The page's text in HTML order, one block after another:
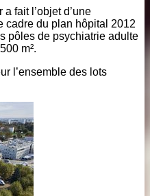
fait l’objet d’une
cadre du plan hôpital 2012
pôles de psychiatrie adulte
m².
l’ensemble des lots